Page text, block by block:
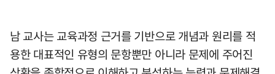
남 교사는 교육과정 근거를 기반으로 개념과 원리를 적
용한 대표적인 유형의 문항뿐만 아니라 문제에 주어진